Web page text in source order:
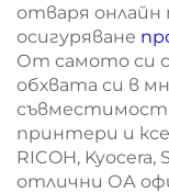
отваря
осигуряване
От самото си
обхвата си в
съвместимост
принтери и
RICOH, Kyocera,
отлични ОА